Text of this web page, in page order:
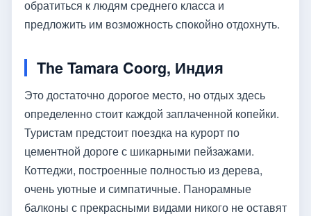
обратиться к людям среднего класса и
предложить им возможность спокойно отдохнуть.
The Tamara Coorg, Индия
Это достаточно дорогое место, но отдых здесь
определенно стоит каждой заплаченной копейки.
Туристам предстоит поездка на курорт по
цементной дороге с шикарными пейзажами.
Коттеджи, построенные полностью из дерева,
очень уютные и симпатичные. Панорамные
балконы с прекрасными видами никого не оставят